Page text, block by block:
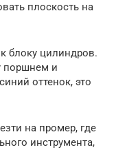
плоскость на
блоку цилиндров.
поршнем и
оттенок, это
на промер, где
инструмента,